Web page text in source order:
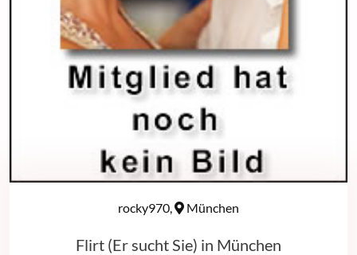
rocky970, München
Flirt (Er sucht Sie) in München